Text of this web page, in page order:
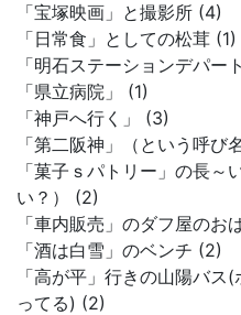
「宝塚映画」と撮影所 (4)
「日常食」としての松茸 (1)
「明石ステーションデパ
「県立病院」 (1)
「神戸へ行く」 (3)
「第二阪神」（という呼び
「菓子ｓパトリー」の長
い？） (2)
「車内販売」のダフ屋のお
「酒は白雪」のベンチ (2)
「高が平」行きの山陽バ
ってる) (2)